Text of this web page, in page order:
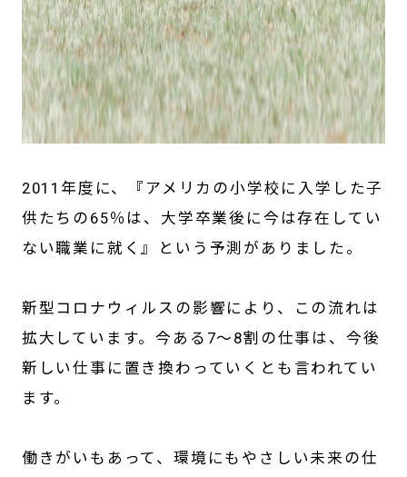
2011年度に、『アメリカの小学校に入学した子
供たちの65％は、大学卒業後に今は存在してい
ない職業に就く』という予測がありました。
新型コロナウィルスの影響により、この流れは
拡大しています。今ある7～8割の仕事は、今後
新しい仕事に置き換わっていくとも言われてい
ます。
働きがいもあって、環境にもやさしい未来の仕